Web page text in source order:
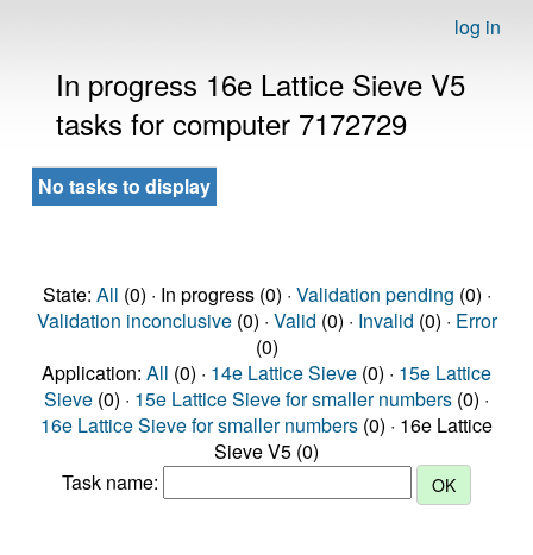
log in
In progress 16e Lattice Sieve V5
tasks for computer 7172729
No tasks to display
State: All (0) · In progress (0) · Validation pending (0) ·
Validation inconclusive(0) · Valid (0) · Invalid (0) · Error
(0)
Application: All (0) · 14e Lattice Sieve (0) · 15e Lattice
Sieve (0) · 15e Lattice Sieve for smaller numbers (0) ·
16e Lattice Sieve for smaller numbers (0) · 16e Lattice
Sieve V5 (0)
Task name: